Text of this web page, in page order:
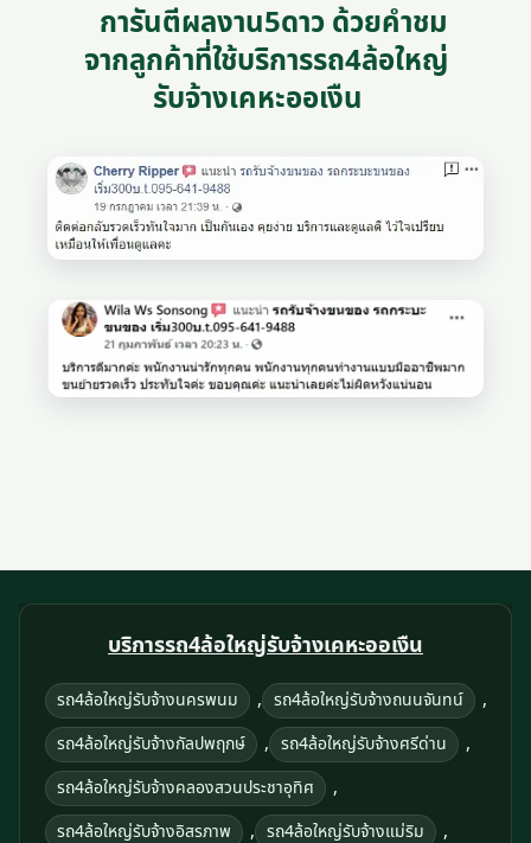
การันตีผลงาน5ดาว ด้วยคำชม
จากลูกค้าที่ใช้บริการรถ4ล้อใหญ่
รับจ้างเคหะออเงืน
บริการรถ4ล้อใหญ่รับจ้างเคหะออเงืน
รถ4ล้อใหญ่รับจ้างนครพนม , รถ4ล้อใหญ่รับจ้างถนนจันทน์ ,
รถ4ล้อใหญ่รับจ้างกัลปพฤกษ์ , รถ4ล้อใหญ่รับจ้างศรีด่าน ,
รถ4ล้อใหญ่รับจ้างคลองสวนประชาอุทิศ ,
รถ4ล้อใหญ่รับจ้างอิสรภาพ , รถ4ล้อใหญ่รับจ้างแม่ริม ,